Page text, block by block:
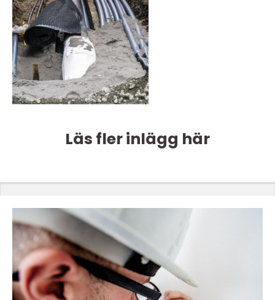
Läs fler inlägg här